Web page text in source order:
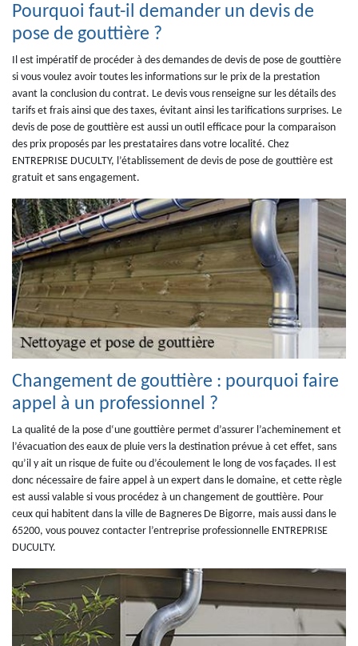
Pourquoi faut-il demander un devis de
pose de gouttière ?
Il est impératif de procéder à des demandes de devis de pose de gouttière
si vous voulez avoir toutes les informations sur le prix de la prestation
avant la conclusion du contrat. Le devis vous renseigne sur les détails des
tarifs et frais ainsi que des taxes, évitant ainsi les tarifications surprises. Le
devis de pose de gouttière est aussi un outil efficace pour la comparaison
des prix proposés par les prestataires dans votre localité. Chez
ENTREPRISE DUCULTY, l’établissement de devis de pose de gouttière est
gratuit et sans engagement.
Changement de gouttière : pourquoi faire
appel à un professionnel ?
La qualité de la pose d‘une gouttière permet d’assurer l’acheminement et
l’évacuation des eaux de pluie vers la destination prévue à cet effet, sans
qu’il y ait un risque de fuite ou d’écoulement le long de vos façades. Il est
donc nécessaire de faire appel à un expert dans le domaine, et cette règle
est aussi valable si vous procédez à un changement de gouttière. Pour
ceux qui habitent dans la ville de Bagneres De Bigorre, mais aussi dans le
65200, vous pouvez contacter l’entreprise professionnelle ENTREPRISE
DUCULTY.